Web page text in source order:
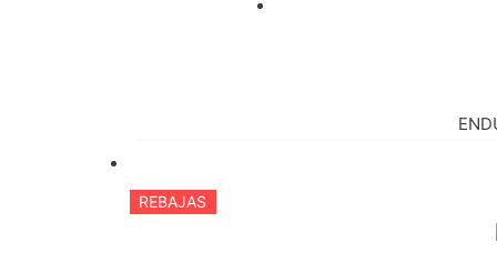
REBAJAS